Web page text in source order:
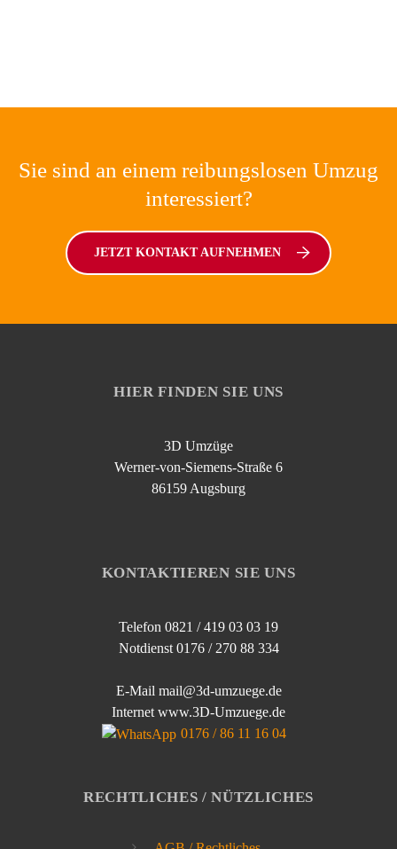
Sie sind an einem reibungslosen Umzug
interessiert?
JETZT KONTAKT AUFNEHMEN
HIER FINDEN SIE UNS
3D Umzüge
Werner-von-Siemens-Straße 6
86159 Augsburg
KONTAKTIEREN SIE UNS
Telefon 0821 / 419 03 03 19
Notdienst 0176 / 270 88 334
E-Mail mail@3d-umzuege.de
Internet www.3D-Umzuege.de
0176 / 86 11 16 04
RECHTLICHES / NÜTZLICHES